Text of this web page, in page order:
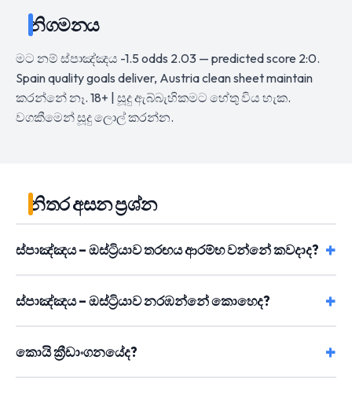
නිගමනය
මට නම් ස්පාඤ්ඤය -1.5 odds 2.03 — predicted score 2:0.
Spain quality goals deliver, Austria clean sheet maintain
කරන්නේ නෑ. 18+ | සූදු ඇබ්බැහිකමට හේතු විය හැක.
වගකීමෙන් සූදු ලොල් කරන්න.
නිතර අසන ප්‍රශ්න
ස්පාඤ්ඤය – ඔස්ට්‍රියාව තරඟය ආරම්භ වන්නේ කවදාද?
ස්පාඤ්ඤය – ඔස්ට්‍රියාව නරඹන්නේ කොහෙද?
කොයි ක්‍රීඩාංගනයේද?